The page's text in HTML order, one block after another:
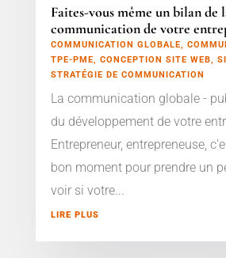
Faites-vous même un bilan de
communication de votre
COMMUNICATION GLOBALE
TPE-PME
CONCEPTION SITE WEB
STRATÉGIE DE COMMUNICATION
La communication globale -
du développement de votre
Entrepreneur, entrepreneuse,
bon moment pour prendre un
voir si votre...
LIRE PLUS